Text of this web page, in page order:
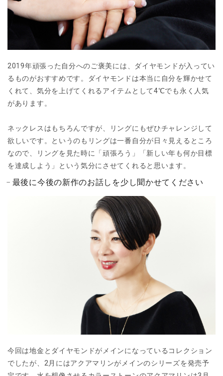
2019年頑張った自分へのご褒美には、ダイヤモンドが入ってい
るものがおすすめです。ダイヤモンドは本当に自分を輝かせて
くれて、気分を上げてくれるアイテムとして4℃でも永く人気
があります。
ネックレスはもちろんですが、リングにもぜひチャレンジして
欲しいです。というのもリングは一番自分が日々見えるところ
なので、リングを見た時に「頑張ろう」「新しい年も何か目標
を達成しよう」という気分にさせてくれると思います。
最後に今後の新作のお話しを少し聞かせてください
今回は地金とダイヤモンドがメインになっているコレクション
でしたが、2月にはアクアマリンがメインのシリーズを発売予